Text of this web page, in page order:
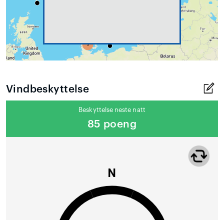
Vindbeskyttelse
Beskyttelse neste natt
85 poeng
N